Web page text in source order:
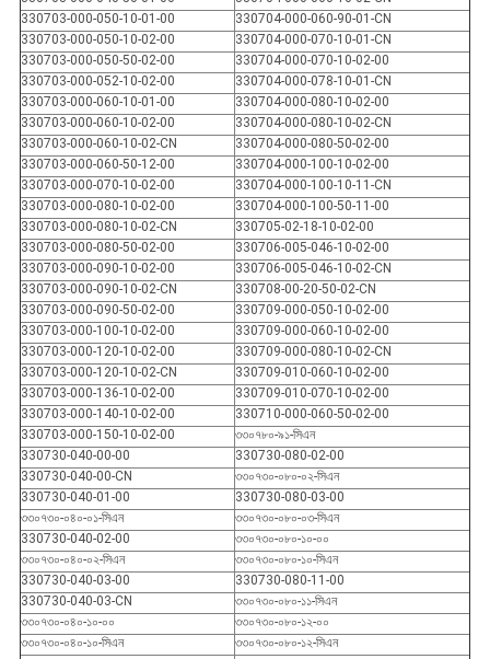
330703-000-050-10-01-00
330704-000-060-90-01-CN
330703-000-050-10-02-00
330704-000-070-10-01-CN
330703-000-050-50-02-00
330704-000-070-10-02-00
330703-000-052-10-02-00
330704-000-078-10-01-CN
330703-000-060-10-01-00
330704-000-080-10-02-00
330703-000-060-10-02-00
330704-000-080-10-02-CN
330703-000-060-10-02-CN
330704-000-080-50-02-00
330703-000-060-50-12-00
330704-000-100-10-02-00
330703-000-070-10-02-00
330704-000-100-10-11-CN
330703-000-080-10-02-00
330704-000-100-50-11-00
330703-000-080-10-02-CN
330705-02-18-10-02-00
330703-000-080-50-02-00
330706-005-046-10-02-00
330703-000-090-10-02-00
330706-005-046-10-02-CN
330703-000-090-10-02-CN
330708-00-20-50-02-CN
330703-000-090-50-02-00
330709-000-050-10-02-00
330703-000-100-10-02-00
330709-000-060-10-02-00
330703-000-120-10-02-00
330709-000-080-10-02-CN
330703-000-120-10-02-CN
330709-010-060-10-02-00
330703-000-136-10-02-00
330709-010-070-10-02-00
330703-000-140-10-02-00
330710-000-060-50-02-00
330703-000-150-10-02-00
৩৩০৭৮০-৯১-সিএন
330730-040-00-00
330730-080-02-00
330730-040-00-CN
৩৩০৭৩০-০৮০-০২-সিএন
330730-040-01-00
330730-080-03-00
৩৩০৭৩০-০৪০-০১-সিএন
৩৩০৭৩০-০৮০-০৩-সিএন
330730-040-02-00
৩৩০৭৩০-০৮০-১০-০০
৩৩০৭৩০-০৪০-০২-সিএন
৩৩০৭৩০-০৮০-১০-সিএন
330730-040-03-00
330730-080-11-00
330730-040-03-CN
৩৩০৭৩০-০৮০-১১-সিএন
৩৩০৭৩০-০৪০-১০-০০
৩৩০৭৩০-০৮০-১২-০০
৩৩০৭৩০-০৪০-১০-সিএন
৩৩০৭৩০-০৮০-১২-সিএন